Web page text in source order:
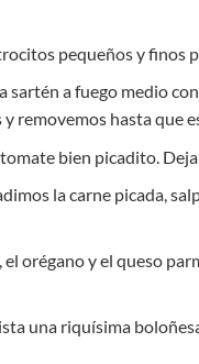
pequeños y finos
sartén a fuego medio
removemos hasta que
bien picadito.
la carne picada,
orégano y el queso
una riquísima